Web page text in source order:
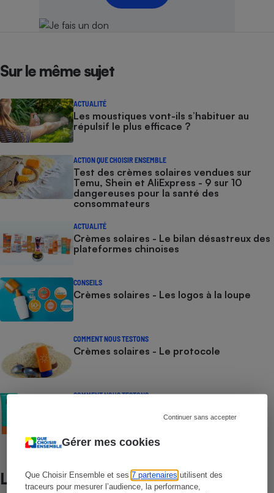
Gérer mes cookies
Que Choisir Ensemble et ses7 partenaires utilisent des
traceurs pour mesurer l’audience, la performance,
Continuer sans accepter
Sur le même sujet
ACTUALITÉ
Les moustiques vont-ils s’habituer au
répulsif le plus efficace ?
ACTION QUE CHOISIR ENSEMBLE
Test des crèmes solaires vendues sur
Temu, Shein et AliExpress - 9 sur 10
dangereuses pour la santé des
consommateurs
ACTUALITÉ
Crèmes solaires - Le bilan désastreux des
plateformes chinoises
CONSEILS
Crèmes solaires - Les logos à la loupe
COMMENT NOUS TESTONS
Crèmes solaires - Le protocole
COMMENT NOUS TESTONS
Lire aussi